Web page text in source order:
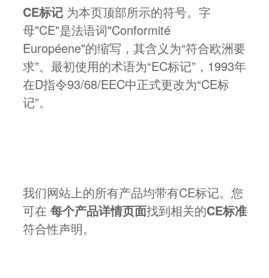
CE标记为本页顶部所示的符号。字
母"CE"是法语词"Conformité
Européene"的缩写，其含义为“符合欧洲要
求”。最初使用的术语为“EC标记”，1993年
在D指令93/68/EEC中正式更改为“CE标
记”。
我们网站上的所有产品均带有CE标记。您
可在 每个产品详情页面找到相关的CE标准
符合性声明。